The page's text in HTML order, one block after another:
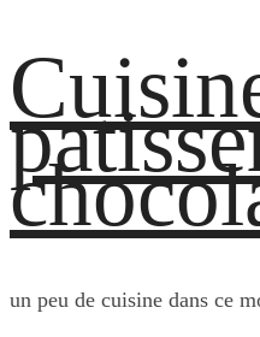
un peu de cuisine dans ce